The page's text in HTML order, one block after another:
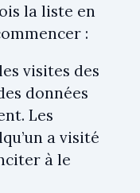
la liste en
:
visites des
données
Les
a visité
à le